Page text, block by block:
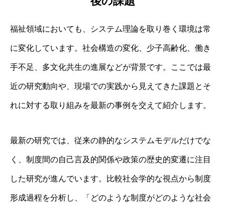
福祉領域においても、システム理論を取り巻く環境は常
に変化しています。社会構造の変化、少子高齢化、働き
手不足、多文化共生の進展などが背景です。ここでは最
近の研究動向や、現場での実践から見えてきた課題とそ
れに対する取り組みを最新の事例を交えて紹介します。
最新の研究では、従来の静的なシステムモデルだけでな
く、制度間の自己言及的関係や政策の歴史的変遷に注目
した研究が進んでいます。比較社会学的な視点から制度
形成過程を分析し、「どのような制度がどのような社会